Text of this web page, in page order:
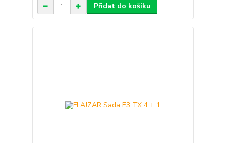
Přidat do košíku